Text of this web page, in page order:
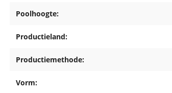
Poolhoogte:
Productieland:
Productiemethode:
Vorm: